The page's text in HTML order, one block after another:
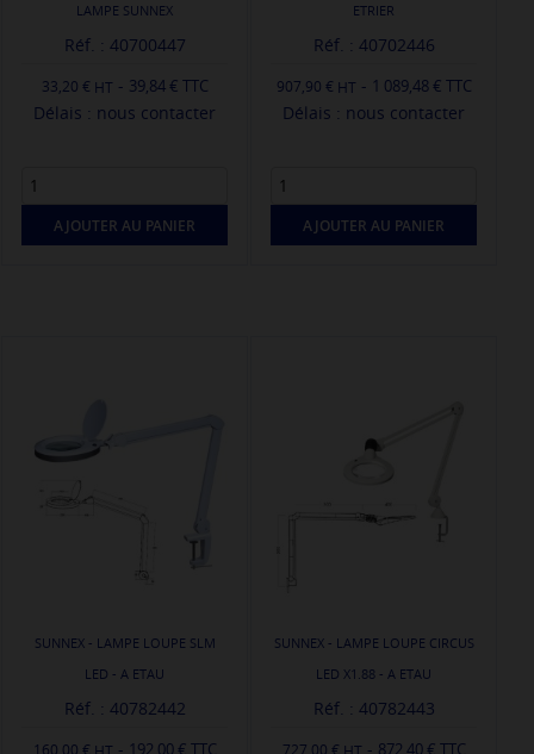
LAMPE SUNNEX
Réf. : 40700447
33,20 € - 39,84 € TTC
Délais : nous contacter
AJOUTER AU PANIER
ETRIER
Réf. : 40702446
907,90 € - 1 089,48 € TTC
Délais : nous contacter
AJOUTER AU PANIER
SUNNEX - LAMPE LOUPE SLM
LED - A ETAU
Réf. : 40782442
- 192,00 € TTC
SUNNEX - LAMPE LOUPE CIRCUS
LED X1.88 - A ETAU
Réf. : 40782443
- 872,40 € TTC